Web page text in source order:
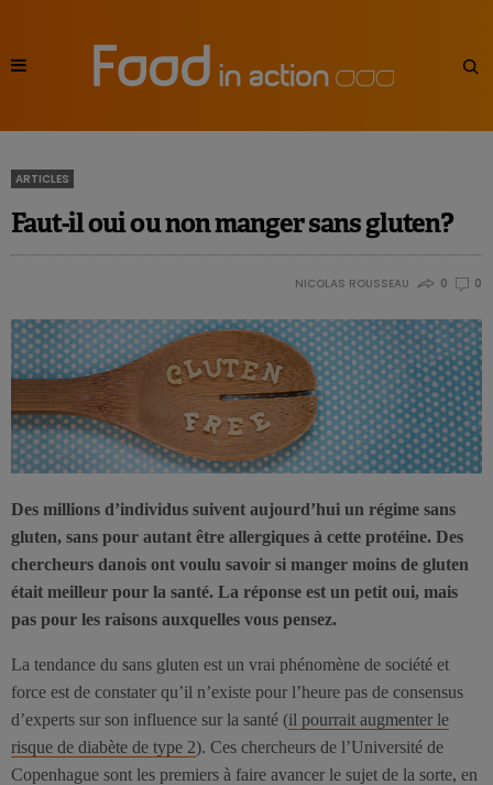
ARTICLES
Faut-il oui ou non manger sans gluten?
NICOLAS ROUSSEAU 0 0
Des millions d’individus suivent aujourd’hui un régime sans
gluten, sans pour autant être allergiques à cette protéine. Des
chercheurs danois ont voulu savoir si manger moins de gluten
était meilleur pour la santé. La réponse est un petit oui, mais
pas pour les raisons auxquelles vous pensez.
La tendance du sans gluten est un vrai phénomène de société et
force est de constater qu’il n’existe pour l’heure pas de consensus
d’experts sur son influence sur la santé (il pourrait augmenter le
risque de diabète de type 2). Ces chercheurs de l’Université de
Copenhague sont les premiers à faire avancer le sujet de la sorte, en